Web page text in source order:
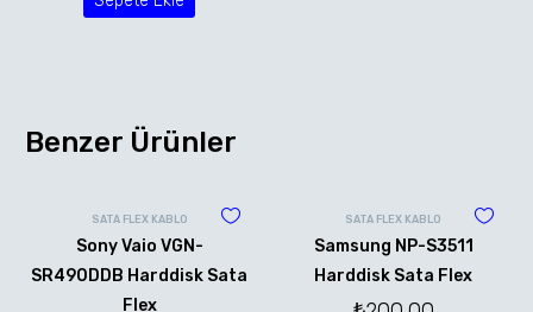
Benzer Ürünler
SATA FLEX KABLO
Sony Vaio VGN-
SR490DDB Harddisk Sata
Flex
SATA FLEX KABLO
Samsung NP-S3511
Harddisk Sata Flex